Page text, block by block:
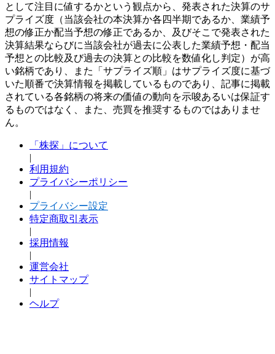
として注目に値するかという観点から、発表された決算のサ
プライズ度（当該会社の本決算か各四半期であるか、業績予
想の修正か配当予想の修正であるか、及びそこで発表された
決算結果ならびに当該会社が過去に公表した業績予想・配当
予想との比較及び過去の決算との比較を数値化し判定）が高
い銘柄であり、また「サプライズ順」はサプライズ度に基づ
いた順番で決算情報を掲載しているものであり、記事に掲載
されている各銘柄の将来の価値の動向を示唆あるいは保証す
るものではなく、また、売買を推奨するものではありませ
ん。
「株探」について
|
利用規約
プライバシーポリシー
|
プライバシー設定
特定商取引表示
|
採用情報
|
運営会社
サイトマップ
|
ヘルプ